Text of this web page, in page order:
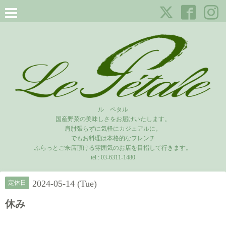
ル ペタル
国産野菜の美味しさをお届けいたします。
肩肘張らずに気軽にカジュアルに。
でもお料理は本格的なフレンチ
ふらっとご来店頂ける雰囲気のお店を目指して行きます。
tel : 03-6311-1480
定休日 2024-05-14 (Tue)
休み